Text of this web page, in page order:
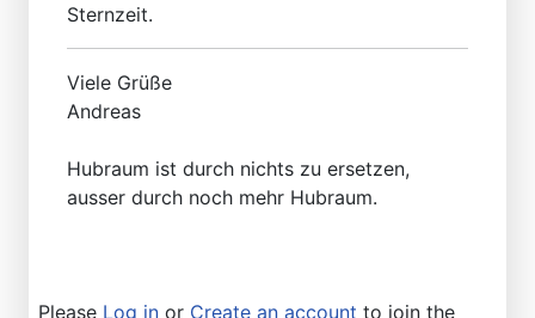
Sternzeit.
Viele Grüße
Andreas
Hubraum ist durch nichts zu ersetzen,
ausser durch noch mehr Hubraum.
Please Log in or Create an account to join the